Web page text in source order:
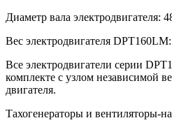
Диаметр вала электродвигателя:
Вес электродвигателя
Все электродвигатели серии
комплекте с узлом независимой
двигателя.
Тахогенераторы и вентиляторы-